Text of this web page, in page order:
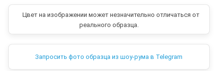
Цвет на изображении может незначительно отличаться от
реального образца.
Запросить фото образца из шоу-рума в Telegram